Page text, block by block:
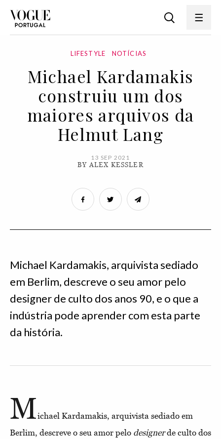
LIFESTYLE NOTÍCIAS
Michael Kardamakis
construiu um dos
maiores arquivos da
Helmut Lang
13 SEP 2021
BY ALEX KESSLER
Michael Kardamakis, arquivista sediado
em Berlim, descreve o seu amor pelo
designer de culto dos anos 90, e o que a
indústria pode aprender com esta parte
da história.
Michael Kardamakis, arquivista sediado em
Berlim, descreve o seu amor pelo designerde culto dos